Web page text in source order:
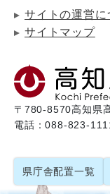
サイトの運営に
サイトマップ
〒780-8570高知県
電話：088-823-
県庁舎配置一覧